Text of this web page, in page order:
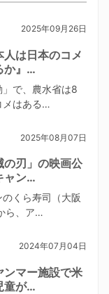
2025年09月26日
は日本のコメ
か』…
で、農水省は8
メはある…
2025年08月07日
の刃」の映画公
ャン…
くら寿司（大阪
ら、ア…
2024年07月04日
ンマー施設で米
童が…